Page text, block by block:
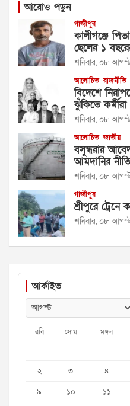
আরোও পড়ুন
গাজীপুর
কালীগঞ্জে
ছেলের ১
শনিবার, ০৮
আলোচিত রাজনীতি
বিদেশে
ঝুঁকিতে কর্মীরা
শনিবার, ০৮
আলোচিত জাতীয়
বসুন্ধরার
আমদানির
শনিবার, ০৮
গাজীপুর
শ্রীপুরে
শনিবার, ০৮
আর্কাইভ
রবি সোম মঙ্গল
২
৩ ৪
৯
১০ ১১